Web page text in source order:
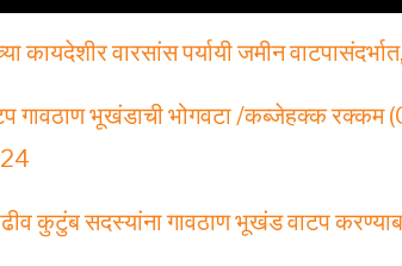
कायदेशीर वारसांस पर्यायी जमीन
गावठाण भूखंडाची भोगवटा /कब्जेहक्क
कुटुंब सदस्यांना गावठाण भूखंड वाटप